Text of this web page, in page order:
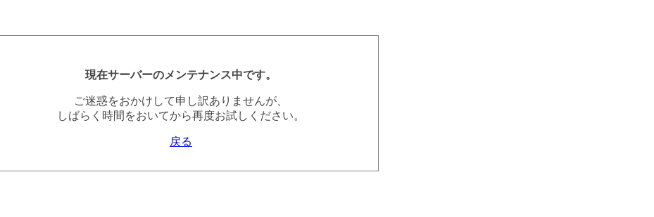
現在サーバーのメンテナンス中です。
ご迷惑をおかけして申し訳ありませんが、
しばらく時間をおいてから再度お試しください。
戻る